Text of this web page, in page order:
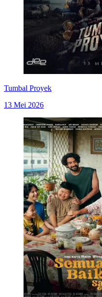
Tumbal Proyek
13 Mei 2026